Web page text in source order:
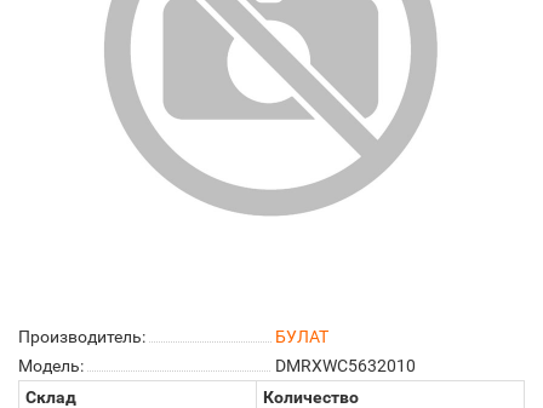
Производитель:
БУЛАТ
Модель:
DMRXWC5632010
Склад
Количество